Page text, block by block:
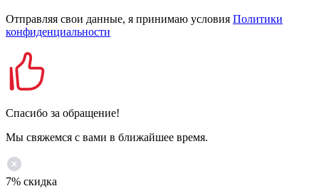
Отправляя свои данные, я принимаю условия Политики
конфиденциальности
Спасибо за обращение!
Мы свяжемся с вами в ближайшее время.
7% скидка